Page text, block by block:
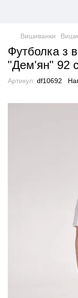
Вишиванки
Футболка з
"Дем'ян" 92
Артикул: df10692